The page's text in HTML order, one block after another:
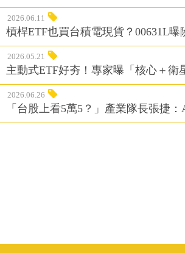
2026.06.11
槓桿ETF也買台積電現貨？00631L
2026.05.21
主動式ETF好夯！專家曝「核心＋
2026.06.26
「台股上看5萬5？」產業隊長張捷